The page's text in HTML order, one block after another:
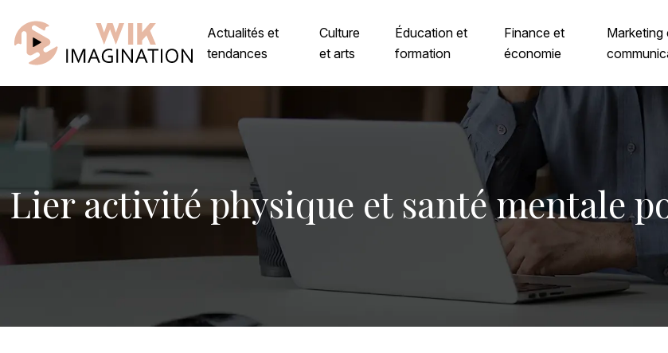
Actualités et
tendances
Culture
et arts
Éducation et
formation
Finance et
économie
Marketing
Lier activité physique et santé mentale